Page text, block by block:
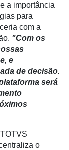
a importância
para
com a
"Com os
e
de decisão.
será
o